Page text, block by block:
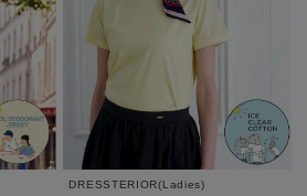
DRESSTERIOR(Ladies)